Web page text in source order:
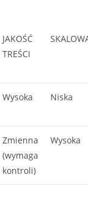
JAKOŚĆ
TREŚCI
Wysoka Niska
Zmienna
(wymaga
kontroli)
Wysoka